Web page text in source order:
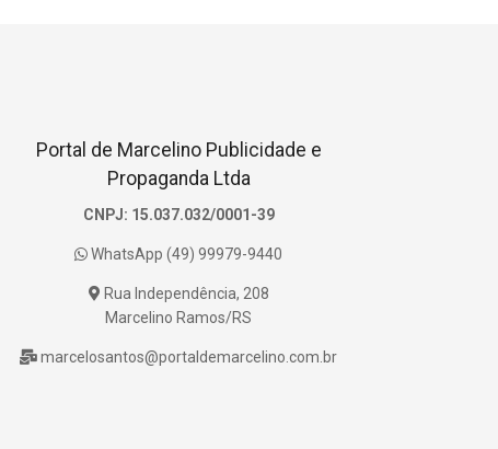
Portal de Marcelino Publicidade e
Propaganda Ltda
CNPJ: 15.037.032/0001-39
WhatsApp (49) 99979-9440
Rua Independência, 208
Marcelino Ramos/RS
marcelosantos@portaldemarcelino.com.br